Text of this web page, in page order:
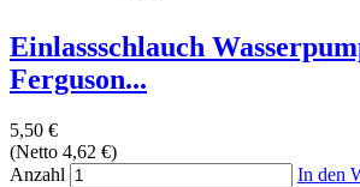
Einlassschlauch
Ferguson...
5,50 €
(Netto 4,62 €)
Anzahl
In den